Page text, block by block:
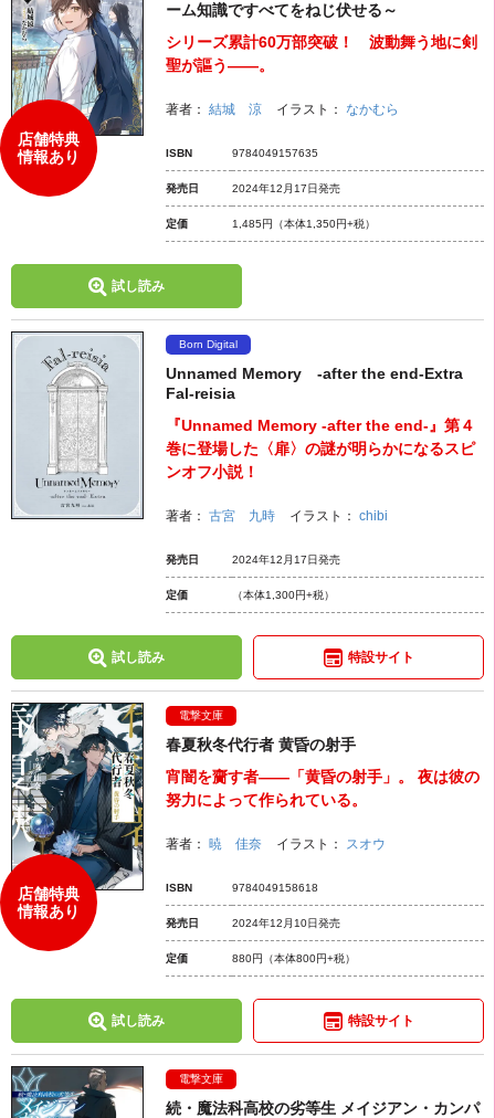
店舗特典
情報あり
ーム知識ですべてをねじ伏せる～
シリーズ累計60万部突破！ 波動舞う地に剣
聖が謳う――。
著者： 結城 涼 イラスト： なかむら
ISBN 9784049157635
発売日 2024年12月17日発売
定価 1,485円 （本体1,350円+税）
試し読み
Born Digital
Unnamed Memory -after the end-Extra
Fal-reisia
『Unnamed Memory -after the end-』第４
巻に登場した〈扉〉の謎が明らかになるスピ
ンオフ小説！
著者： 古宮 九時 イラスト： chibi
発売日 2024年12月17日発売
定価 （本体1,300円+税）
試し読み 特設サイト
店舗特典
情報あり
電撃文庫
春夏秋冬代行者 黄昏の射手
宵闇を齎す者――「黄昏の射手」。 夜は彼の
努力によって作られている。
著者： 暁 佳奈 イラスト： スオウ
ISBN 9784049158618
発売日 2024年12月10日発売
定価 880円 （本体800円+税）
試し読み 特設サイト
電撃文庫
続・魔法科高校の劣等生 メイジアン・カンパ